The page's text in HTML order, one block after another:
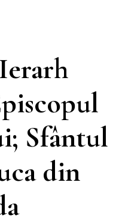
Sfântul
din